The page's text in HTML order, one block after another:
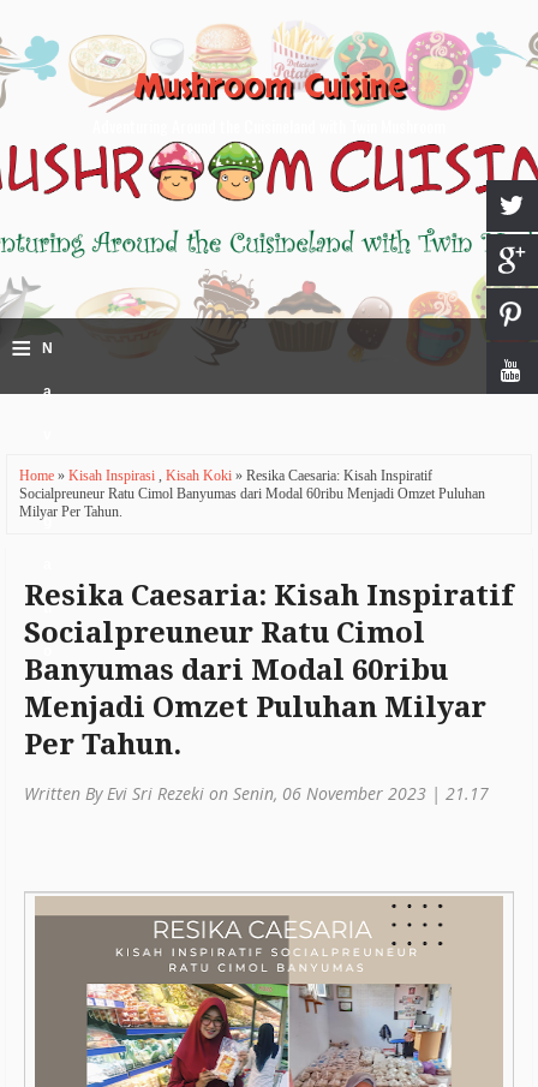
Mushroom Cuisine
≡ N
a
i
g
ti
n
Home » Kisah Inspirasi , Kisah Koki » Resika Caesaria: Kisah Inspiratif
Socialpreuneur Ratu Cimol Banyumas dari Modal 60ribu Menjadi Omzet Puluhan
Milyar Per Tahun.
Resika Caesaria: Kisah Inspiratif
Socialpreuneur Ratu Cimol
Banyumas dari Modal 60ribu
Menjadi Omzet Puluhan Milyar
Per Tahun.
Written By Evi Sri Rezeki on Senin, 06 November 2023 | 21.17